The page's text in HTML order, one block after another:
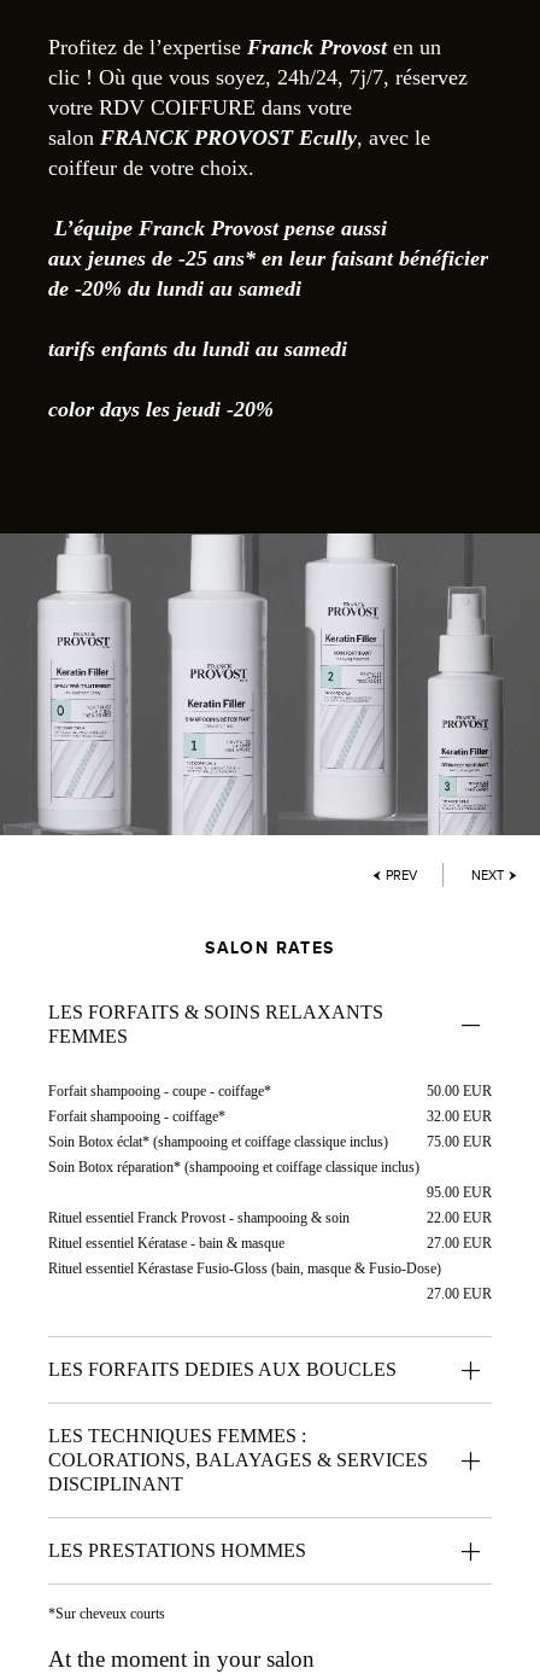
Profitez de l’expertise Franck Provosten un
clic ! Où que vous soyez, 24h/24, 7j/7, réservez
votre RDV COIFFURE dans votre
salon FRANCK PROVOST Ecully, avec le
coiffeur de votre choix.
L’équipe Franck Provost pense aussi
aux jeunes de -25 ans* en leur faisant bénéficier
de -20% du lundi au samedi
tarifs enfants du lundi au samedi
color days les jeudi -20%
PREV NEXT
SALON RATES
LES FORFAITS & SOINS RELAXANTS
FEMMES
Forfait shampooing - coupe - coiffage*
50.00 EUR
Forfait shampooing - coiffage*
32.00 EUR
Soin Botox éclat* (shampooing et coiffage classique inclus)
75.00 EUR
Soin Botox réparation* (shampooing et coiffage classique inclus)
95.00 EUR
Rituel essentiel Franck Provost - shampooing & soin
22.00 EUR
Rituel essentiel Kératase - bain & masque
27.00 EUR
Rituel essentiel Kérastase Fusio-Gloss (bain, masque & Fusio-Dose)
27.00 EUR
LES FORFAITS DEDIES AUX BOUCLES
LES TECHNIQUES FEMMES :
COLORATIONS, BALAYAGES & SERVICES
DISCIPLINANT
LES PRESTATIONS HOMMES
*Sur cheveux courts
At the moment in your salon